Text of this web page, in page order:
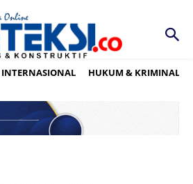
INTERNASIONAL HUKUM & KRIMINAL